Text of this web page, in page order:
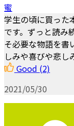
蜜
学生の頃に買った
です。ずっと読み
そ必要な物語を書
しみや喜びや悲し
Good (2)
2021/05/30